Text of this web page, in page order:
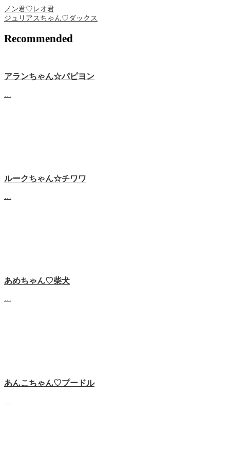
ノン君♡レオ君
ジュリアスちゃん♡ダックス
Recommended
アランちゃん☆パピヨン
ルークちゃん☆チワワ
あめちゃん♡‬柴犬
あんこちゃん♡‬プードル